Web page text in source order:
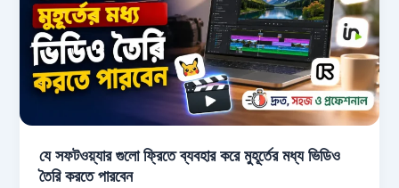
যে সফটওয়্যার গুলো ফ্রিতে ব্যবহার করে মুহূর্তের মধ্য ভিডিও
তৈরি করতে পারবেন